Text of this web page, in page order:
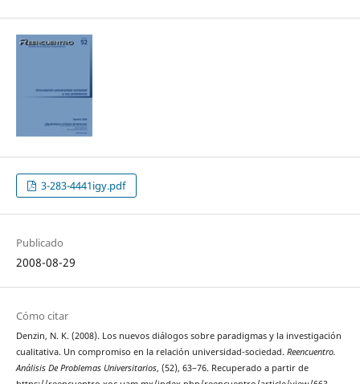
3-283-4441igy.pdf
Publicado
2008-08-29
Cómo citar
Denzin, N. K. (2008). Los nuevos diálogos sobre paradigmas y la investigación
cualitativa. Un compromiso en la relación universidad-sociedad. Reencuentro.
Análisis De Problemas Universitarios, (52), 63–76. Recuperado a partir de